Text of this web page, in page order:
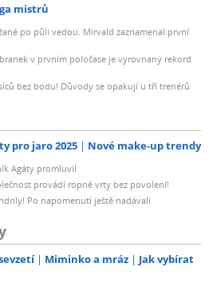
mistrů
po půli vedou. Mirvald zaznamenal první
v prvním poločase je vyrovnaný rekord
bez bodu! Důvody se opakují u tří trenérů
pro jaro 2025 Nové make-up trendy
Agáty promluvil
provádí ropné vrty bez povolení!
Po napomenutí ještě nadávali
Miminko a mráz
Jak vybírat